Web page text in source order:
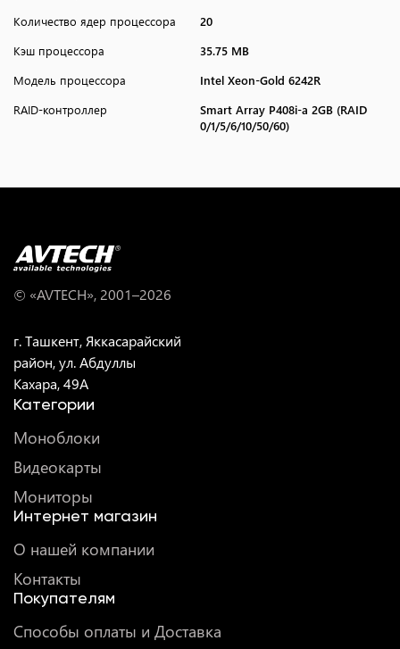
Количество ядер процессора
20
Кэш процессора
35.75 MB
Модель процессора
Intel Xeon-Gold 6242R
RAID-контроллер
Smart Array P408i-a 2GB (RAID
0/1/5/6/10/50/60)
© «AVTECH», 2001–2026
г. Ташкент, Яккасарайский
район, ул. Абдуллы
Кахара, 49A
Категории
Моноблоки
Видеокарты
Мониторы
Интернет магазин
О нашей компании
Контакты
Покупателям
Способы оплаты и Доставка